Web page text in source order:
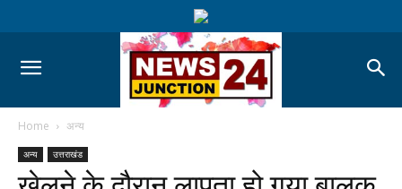
Home अन्य
अन्य उत्तराखंड